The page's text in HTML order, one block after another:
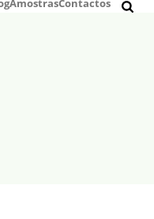
AmostrasContactos